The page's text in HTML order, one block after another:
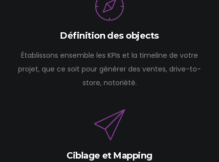
Définition des objects
Établissons ensemble les KPIs et la timeline de votre
projet, que ce soit pour générer des ventes, drive-to-
store, notoriété.
Ciblage et Mapping